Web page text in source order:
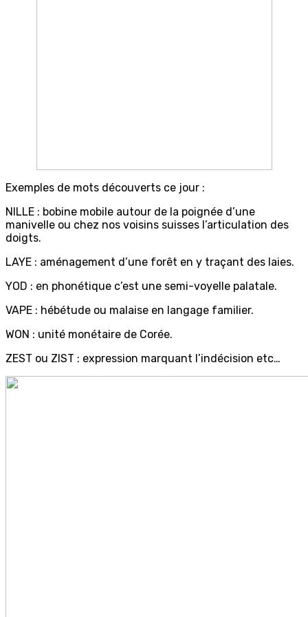
Exemples de mots découverts ce jour :
NILLE : bobine mobile autour de la poignée d’une
manivelle ou chez nos voisins suisses l’articulation des
doigts.
LAYE : aménagement d’une forêt en y traçant des laies.
YOD : en phonétique c’est une semi-voyelle palatale.
VAPE : hébétude ou malaise en langage familier.
WON : unité monétaire de Corée.
ZEST ou ZIST : expression marquant l’indécision etc…